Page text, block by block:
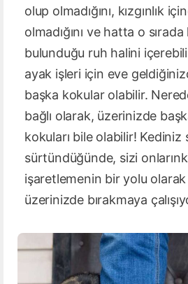
olup olmadığını, kızgınlık
olmadığını ve hatta o
bulunduğu ruh halini
ayak işleri için eve
başka kokular olabilir.
bağlı olarak, üzerinizde
kokuları bile olabilir! Kediniz
sürtündüğünde, sizi
işaretlemenin bir yolu olarak
üzerinizde bırakmaya